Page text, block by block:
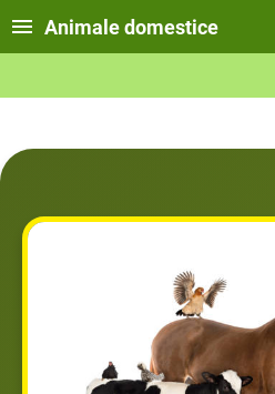
Animale domestice